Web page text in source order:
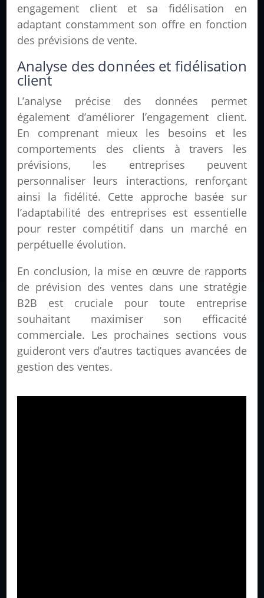
engagement client et sa fidélisation en
adaptant constamment son offre en fonction
des prévisions de vente.
Analyse des données et fidélisation
client
L’analyse précise des données permet
également d’améliorer l’engagement client.
En comprenant mieux les besoins et les
comportements des clients à travers les
prévisions, les entreprises peuvent
personnaliser leurs interactions, renforçant
ainsi la fidélité. Cette approche basée sur
l’adaptabilité des entreprises est essentielle
pour rester compétitif dans un marché en
perpétuelle évolution.
En conclusion, la mise en œuvre de rapports
de prévision des ventes dans une stratégie
B2B est cruciale pour toute entreprise
souhaitant maximiser son efficacité
commerciale. Les prochaines sections vous
guideront vers d’autres tactiques avancées de
gestion des ventes.